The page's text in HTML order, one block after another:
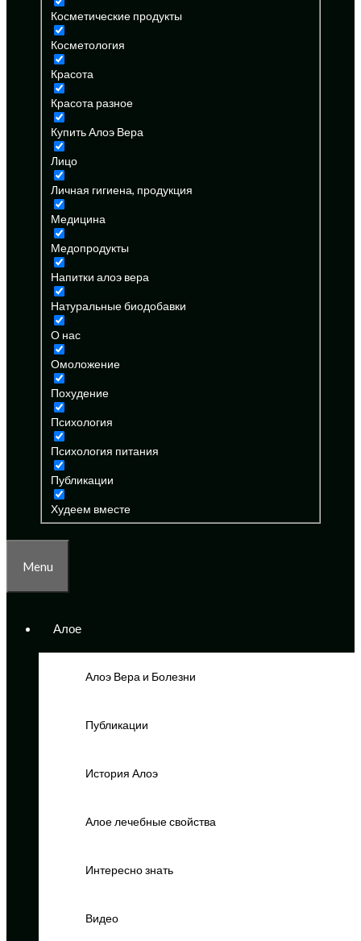
Косметические продукты
Косметология
Красота
Красота разное
Купить Алоэ Вера
Лицо
Личная гигиена, продукция
Медицина
Медопродукты
Напитки алоэ вера
Натуральные биодобавки
О нас
Омоложение
Похудение
Психология
Психология питания
Публикации
Худеем вместе
Menu
Алое
Алоэ Вера и Болезни
Публикации
История Алоэ
Алое лечебные свойства
Интересно знать
Видео